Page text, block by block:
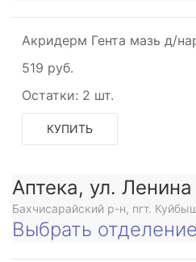
Акридерм Гента мазь д/
519 руб.
Остатки: 2 шт.
КУПИТЬ
Аптека, ул. Ленина
Бахчисарайский р-н, пгт.
Выбрать отделение